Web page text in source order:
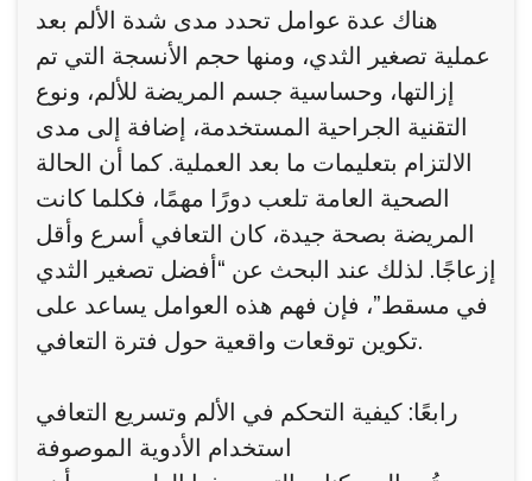
هناك عدة عوامل تحدد مدى شدة الألم بعد
عملية تصغير الثدي، ومنها حجم الأنسجة التي تم
إزالتها، وحساسية جسم المريضة للألم، ونوع
التقنية الجراحية المستخدمة، إضافة إلى مدى
الالتزام بتعليمات ما بعد العملية. كما أن الحالة
الصحية العامة تلعب دورًا مهمًا، فكلما كانت
المريضة بصحة جيدة، كان التعافي أسرع وأقل
إزعاجًا. لذلك عند البحث عن “أفضل تصغير الثدي
في مسقط”، فإن فهم هذه العوامل يساعد على
تكوين توقعات واقعية حول فترة التعافي.
رابعًا: كيفية التحكم في الألم وتسريع التعافي
استخدام الأدوية الموصوفة